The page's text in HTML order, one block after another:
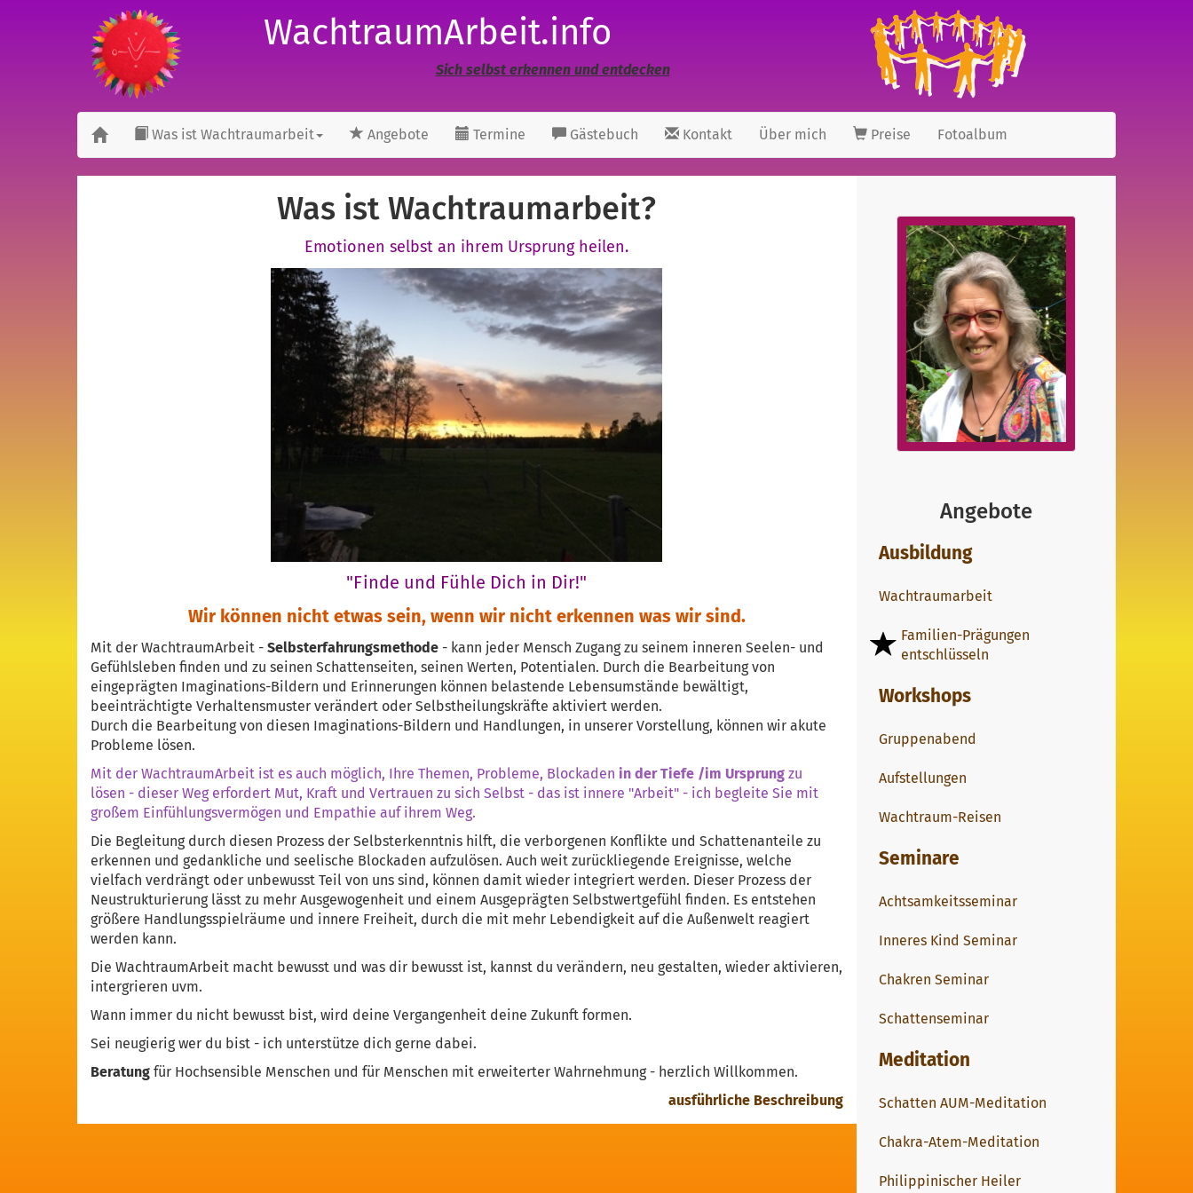
WachtraumArbeit.info
Sich selbst erkennen und entdecken
Was ist Wachtraumarbeit Angebote Termine Gästebuch Kontakt Über mich Preise Fotoalbum
Was ist Wachtraumarbeit?
Emotionen selbst an ihrem Ursprung heilen.
"Finde und Fühle Dich in Dir!"
Wir können nicht etwas sein, wenn wir nicht erkennen was wir sind.
Mit der WachtraumArbeit - Selbsterfahrungsmethode - kann jeder Mensch Zugang zu seinem inneren Seelen- und
Gefühlsleben finden und zu seinen Schattenseiten, seinen Werten, Potentialen. Durch die Bearbeitung von
eingeprägten Imaginations-Bildern und Erinnerungen können belastende Lebensumstände bewältigt,
beeinträchtigte Verhaltensmuster verändert oder Selbstheilungskräfte aktiviert werden.
Durch die Bearbeitung von diesen Imaginations-Bildern und Handlungen, in unserer Vorstellung, können wir akute
Probleme lösen.
Mit der WachtraumArbeit ist es auch möglich, Ihre Themen, Probleme, Blockaden in der Tiefe /im Ursprung zu
lösen - dieser Weg erfordert Mut, Kraft und Vertrauen zu sich Selbst - das ist innere "Arbeit" - ich begleite Sie mit
großem Einfühlungsvermögen und Empathie auf ihrem Weg.
Die Begleitung durch diesen Prozess der Selbsterkenntnis hilft, die verborgenen Konflikte und Schattenanteile zu
erkennen und gedankliche und seelische Blockaden aufzulösen. Auch weit zurückliegende Ereignisse, welche
vielfach verdrängt oder unbewusst Teil von uns sind, können damit wieder integriert werden. Dieser Prozess der
Neustrukturierung lässt zu mehr Ausgewogenheit und einem Ausgeprägten Selbstwertgefühl finden. Es entstehen
größere Handlungsspielräume und innere Freiheit, durch die mit mehr Lebendigkeit auf die Außenwelt reagiert
werden kann.
Die WachtraumArbeit macht bewusst und was dir bewusst ist, kannst du verändern, neu gestalten, wieder aktivieren,
intergrieren uvm.
Wann immer du nicht bewusst bist, wird deine Vergangenheit deine Zukunft formen.
Sei neugierig wer du bist - ich unterstütze dich gerne dabei.
Beratung für Hochsensible Menschen und für Menschen mit erweiterter Wahrnehmung - herzlich Willkommen.
ausführliche Beschreibung
Angebote
Ausbildung
Wachtraumarbeit
Familien-Prägungen
entschlüsseln
Workshops
Gruppenabend
Aufstellungen
Wachtraum-Reisen
Seminare
Achtsamkeitsseminar
Inneres Kind Seminar
Chakren Seminar
Schattenseminar
Meditation
Schatten AUM-Meditation
Chakra-Atem-Meditation
Philippinischer Heiler